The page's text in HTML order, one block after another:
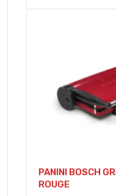
PANINI BOSCH
ROUGE